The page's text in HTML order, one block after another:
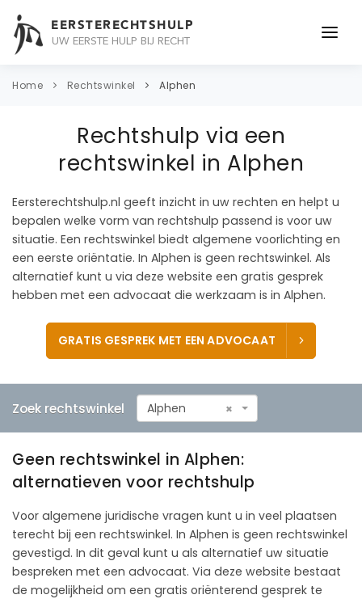
EERSTERECHTSHULP
UW EERSTE HULP BIJ RECHT
ONDERWERPEN
ADVOCAAT
CONTACT
Home Rechtswinkel Alphen
Rechtshulp via een
rechtswinkel in Alphen
Eersterechtshulp.nl geeft inzicht in uw rechten en helpt u
bepalen welke vorm van rechtshulp passend is voor uw
situatie. Een rechtswinkel biedt algemene voorlichting en
een eerste oriëntatie. In Alphen is geen rechtswinkel. Als
alternatief kunt u via deze website een gratis gesprek
hebben met een advocaat die werkzaam is in Alphen.
GRATIS GESPREK MET EEN ADVOCAAT
Zoek rechtswinkel ×
Alphen
Geen rechtswinkel in Alphen:
alternatieven voor rechtshulp
Voor algemene juridische vragen kunt u in veel plaatsen
terecht bij een rechtswinkel. In Alphen is geen rechtswinkel
gevestigd. In dit geval kunt u als alternatief uw situatie
bespreken met een advocaat. Via deze website bestaat
de mogelijkheid om een gratis oriënterend gesprek te